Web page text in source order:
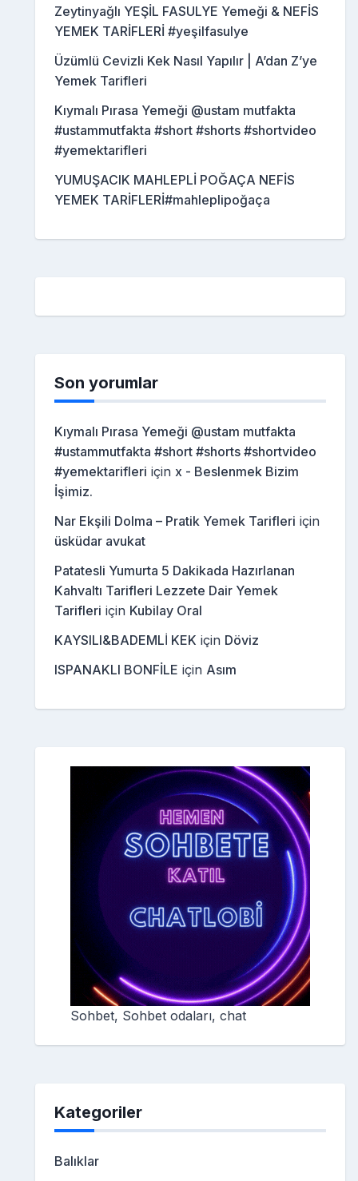
Zeytinyağlı YEŞİL FASULYE Yemeği & NEFİS
YEMEK TARİFLERİ #yeşilfasulye
Üzümlü Cevizli Kek Nasıl Yapılır | A’dan Z’ye
Yemek Tarifleri
Kıymalı Pırasa Yemeği @ustam mutfakta
#ustammutfakta #short #shorts #shortvideo
#yemektarifleri
YUMUŞACIK MAHLEPLİ POĞAÇA NEFİS
YEMEK TARİFLERİ#mahleplipoğaça
Son yorumlar
Kıymalı Pırasa Yemeği @ustam mutfakta
#ustammutfakta #short #shorts #shortvideo
#yemektarifleri için x - Beslenmek Bizim
İşimiz.
Nar Ekşili Dolma – Pratik Yemek Tarifleri için
üsküdar avukat
Patatesli Yumurta 5 Dakikada Hazırlanan
Kahvaltı Tarifleri Lezzete Dair Yemek
Tarifleri için Kubilay Oral
KAYSILI&BADEMLİ KEK için Döviz
ISPANAKLI BONFİLE için Asım
Sohbet, Sohbet odaları, chat
Kategoriler
Balıklar